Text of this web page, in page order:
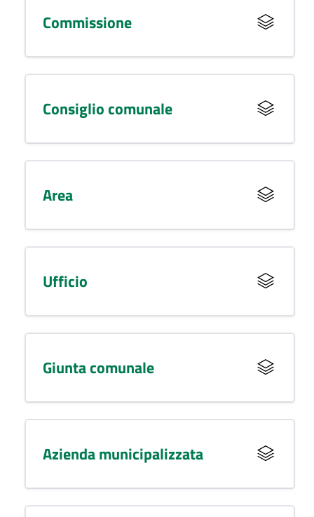
Commissione
Consiglio comunale
Area
Ufficio
Giunta comunale
Azienda municipalizzata